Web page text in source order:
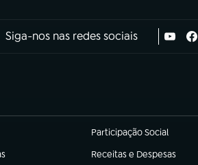
Siga-nos nas redes sociais
Participação Social
(abre em nova aba)
Receitas e Despesas
(abre em nova aba)